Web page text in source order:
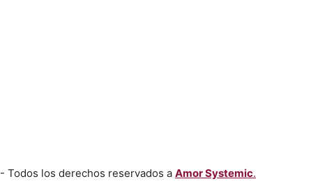
- Todos los derechos reservados a Amor Systemic.